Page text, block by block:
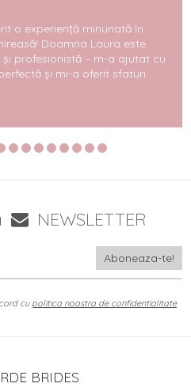
o experiență minunată în
Doamna Laura este
profesionistă – m-a ajutat cu
și mi-a oferit sfaturi
NEWSLETTER
cu politica noastra de confidentialitate
BRIDES